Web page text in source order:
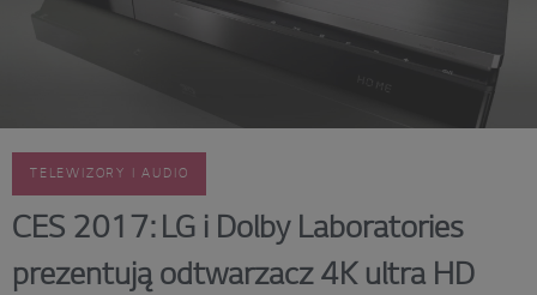
TELEWIZORY I AUDIO
CES 2017: LG i Dolby Laboratories
prezentują odtwarzacz 4K ultra HD